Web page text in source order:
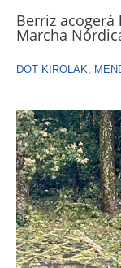
Berriz
Marcha
DOT KIROLAK